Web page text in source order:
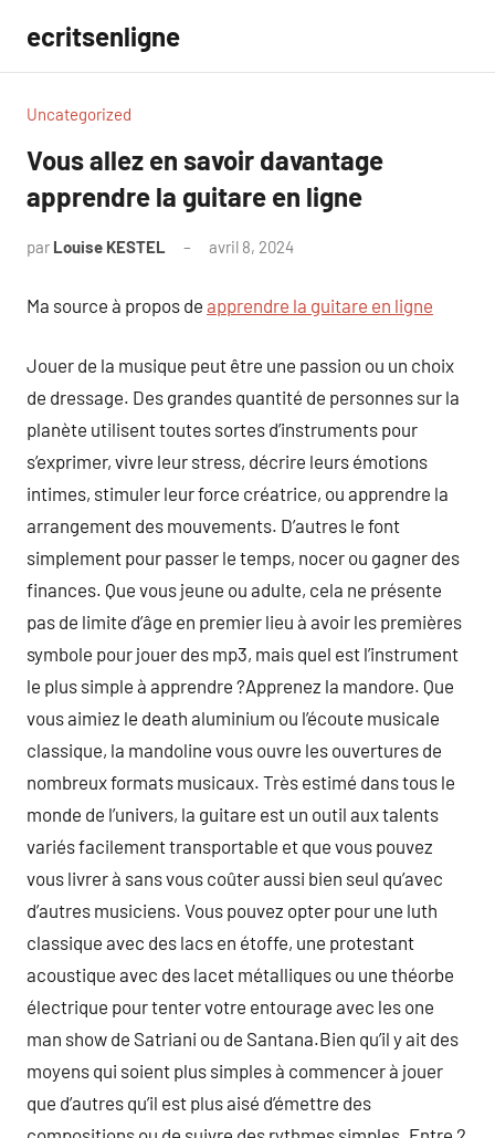
contenu
ecritsenligne
Uncategorized
Vous allez en savoir davantage
apprendre la guitare en ligne
par Louise KESTEL avril 8, 2024
Ma source à propos de apprendre la guitare en ligne
Jouer de la musique peut être une passion ou un choix
de dressage. Des grandes quantité de personnes sur la
planète utilisent toutes sortes d’instruments pour
s’exprimer, vivre leur stress, décrire leurs émotions
intimes, stimuler leur force créatrice, ou apprendre la
arrangement des mouvements. D’autres le font
simplement pour passer le temps, nocer ou gagner des
finances. Que vous jeune ou adulte, cela ne présente
pas de limite d’âge en premier lieu à avoir les premières
symbole pour jouer des mp3, mais quel est l’instrument
le plus simple à apprendre ?Apprenez la mandore. Que
vous aimiez le death aluminium ou l’écoute musicale
classique, la mandoline vous ouvre les ouvertures de
nombreux formats musicaux. Très estimé dans tous le
monde de l’univers, la guitare est un outil aux talents
variés facilement transportable et que vous pouvez
vous livrer à sans vous coûter aussi bien seul qu’avec
d’autres musiciens. Vous pouvez opter pour une luth
classique avec des lacs en étoffe, une protestant
acoustique avec des lacet métalliques ou une théorbe
électrique pour tenter votre entourage avec les one
man show de Satriani ou de Santana.Bien qu’il y ait des
moyens qui soient plus simples à commencer à jouer
que d’autres qu’il est plus aisé d’émettre des